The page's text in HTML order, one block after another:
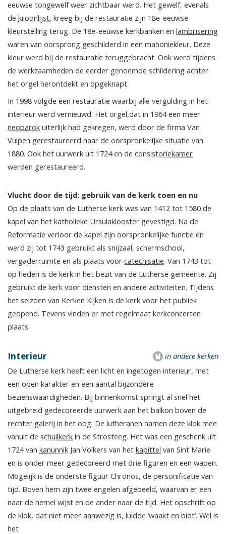
eeuwse tongewelf weer zichtbaar werd. Het gewelf, evenals
de kroonlijst, kreeg bij de restauratie zijn 18e-eeuwse
kleurstelling terug. De 18e-eeuwse kerkbanken en lambrisering
waren van oorsprong geschilderd in een mahoniekleur. Deze
kleur werd bij de restauratie teruggebracht. Ook werd tijdens
de werkzaamheden de eerder genoemde schildering achter
het orgel herontdekt en opgeknapt.
In 1998 volgde een restauratie waarbij alle vergulding in het
interieur werd vernieuwd. Het orgel,dat in 1964 een meer
neobarok uiterlijk had gekregen, werd door de firma Van
Vulpen gerestaureerd naar de oorspronkelijke situatie van
1880. Ook het uurwerk uit 1724 en de consistoriekamer
werden gerestaureerd.
Vlucht door de tijd: gebruik van de kerk toen en nu
Op de plaats van de Lutherse kerk was van 1412 tot 1580 de
kapel van het katholieke Ursulaklooster gevestigd. Na de
Reformatie verloor de kapel zijn oorspronkelijke functie en
werd zij tot 1743 gebruikt als snijzaal, schermschool,
vergaderruimte en als plaats voor catechisatie. Van 1743 tot
op heden is de kerk in het bezit van de Lutherse gemeente. Zij
gebruikt de kerk voor diensten en andere activiteiten. Tijdens
het seizoen van Kerken Kijken is de kerk voor het publiek
geopend. Tevens vinden er met regelmaat kerkconcerten
plaats.
in andere kerken
Interieur
De Lutherse kerk heeft een licht en ingetogen interieur, met
een open karakter en een aantal bijzondere
bezienswaardigheden. Bij binnenkomst springt al snel het
uitgebreid gedecoreerde uurwerk aan het balkon boven de
rechter galerij in het oog. De lutheranen namen deze klok mee
vanuit de schuilkerk in de Strosteeg. Het was een geschenk uit
1724 van kanunnik Jan Volkers van het kapittel van Sint Marie
en is onder meer gedecoreerd met drie figuren en een wapen.
Mogelijk is de onderste figuur Chronos, de personificatie van
tijd. Boven hem zijn twee engelen afgebeeld, waarvan er een
naar de hemel wijst en de ander naar de tijd. Het opschrift op
de klok, dat niet meer aanwezig is, luidde ‘waakt en bidt’. Wel is
het